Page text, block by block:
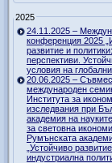
2025
24.11.2025 –
конференция 2025
развитие и
перспективи.
условия на
20.06.2025 –
международен
Института за
изследвания при
академия на
за световна
Румънската
„Устойчиво развитие,
индустриална